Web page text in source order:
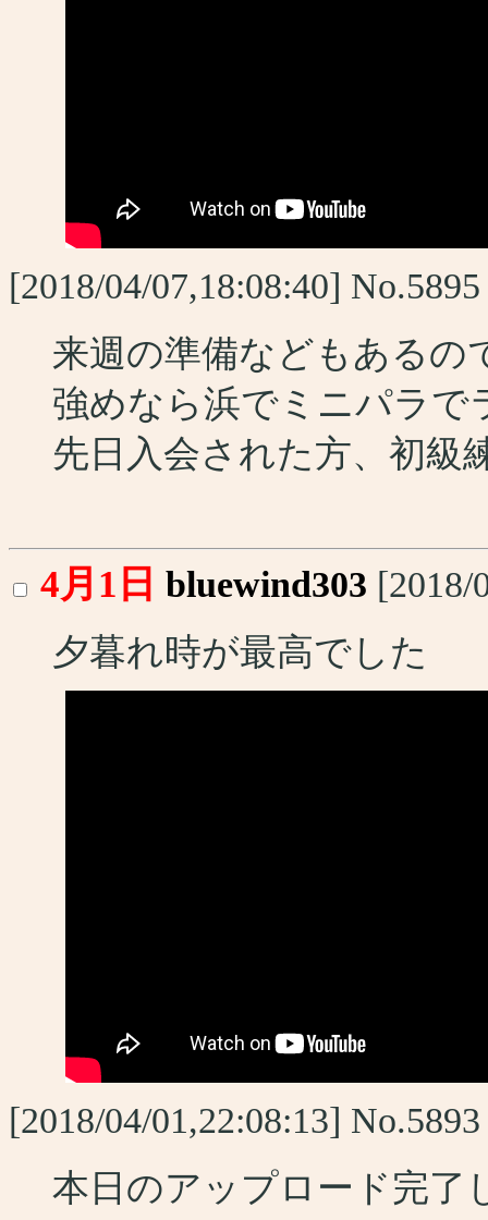
[2018/04/07,18:08:40]
来週の準備などもあるの
強めなら浜でミニパラで
先日入会された方、初級
4月1日 bluewind303 [2018/
夕暮れ時が最高でした
[2018/04/01,22:08:13]
本日のアップロード完了